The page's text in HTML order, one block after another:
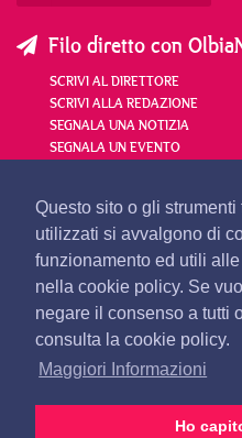
Questo sito o gli strumenti
utilizzati si avvalgono di
funzionamento ed utili
nella cookie policy. Se
negare il consenso a tutti
consulta la cookie policy.
Maggiori Informazioni
Ho
Filo diretto con
SCRIVI AL DIRETTORE
SCRIVI ALLA REDAZIONE
SEGNALA UNA NOTIZIA
SEGNALA UN EVENTO
REDAZIONE PUBBLICITÀ PRIVACY